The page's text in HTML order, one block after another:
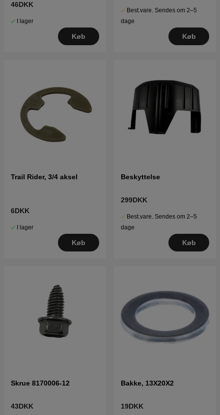
46DKK
I lager
Køb
Best.vare. Sendes om 2–5
dage
Køb
Trail Rider, 3/4 aksel
6DKK
I lager
Køb
Beskyttelse
299DKK
Best.vare. Sendes om 2–5
dage
Køb
Skrue 8170006-12
43DKK
Bakke, 13X20X2
19DKK